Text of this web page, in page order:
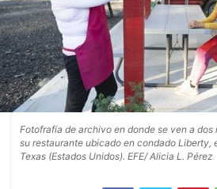
Fotofrafía de archivo en donde se ven a
su restaurante ubicado en condado Liberty,
Texas (Estados Unidos). EFE/ Alicia L. Pérez